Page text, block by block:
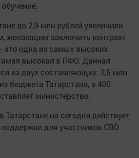
до 2,9 млн рублей увеличили
желающим заключить контракт
одна из самых высоких
высокая в ПФО. Данная
из двух составляющих: 2,5 млн
бюджета Татарстана, а 400
министерство.
Татарстане на сегодня действует
для участников СВО